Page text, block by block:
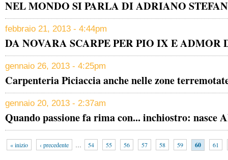
NEL MONDO SI PARLA DI ADRIANO
febbraio 21, 2013 - 4:44pm
DA NOVARA SCARPE PER PIO IX E ADMOR
gennaio 26, 2013 - 4:25pm
Carpenteria Piciaccia anche nelle zone
gennaio 20, 2013 - 2:37am
Quando passione fa rima con... inchiostro: nasce
« inizio ‹ precedente … 54 55 56 57 58 59 60 61